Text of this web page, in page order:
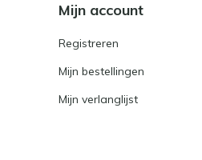
Mijn account
Registreren
Mijn bestellingen
Mijn verlanglijst